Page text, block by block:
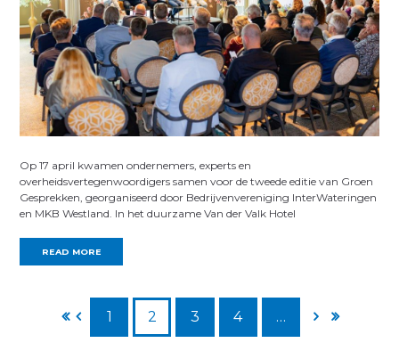
Op 17 april kwamen ondernemers, experts en
overheidsvertegenwoordigers samen voor de tweede editie van Groen
Gesprekken, georganiseerd door Bedrijvenvereniging InterWateringen
en MKB Westland. In het duurzame Van der Valk Hotel
READ MORE
1 2 3 4 …